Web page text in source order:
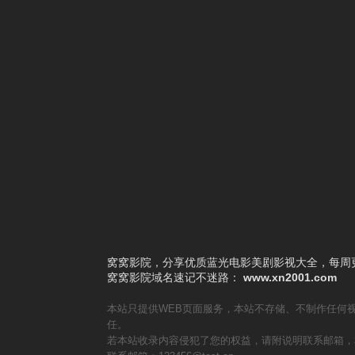
窝窝影院，分享优质蓝光电影美剧影视大全，每
窝窝影院域名速记不迷路： www.xn2001.com
本站只提供WEB页面服务，本站不存储、不制作任何
任。
若本站收录内容侵犯了您的权益，请附说明联系邮箱，